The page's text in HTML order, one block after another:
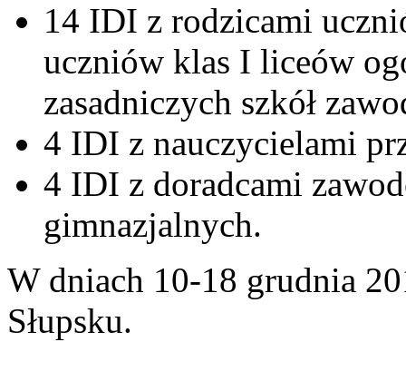
14 IDI z rodzicami
uczniów klas I liceów
zasadniczych szkół
4 IDI z nauczycielami
4 IDI z doradcami
gimnazjalnych.
W dniach 10-18 grudnia
Słupsku.